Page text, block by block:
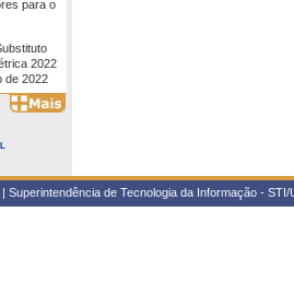
para o
2022
de 2022
| Superintendência de Tecnologia da Informação -